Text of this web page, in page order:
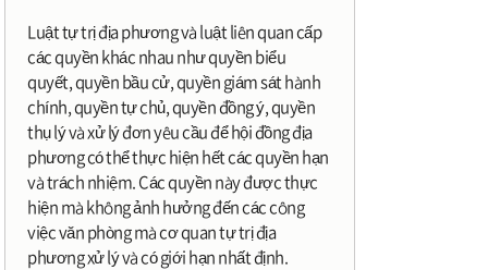
Luật tự trị địa phương và luật liên quan cấp
các quyền khác nhau như quyền biểu
quyết, quyền bầu cử, quyền giám sát hành
chính, quyền tự chủ, quyền đồng ý, quyền
thụ lý và xử lý đơn yêu cầu để hội đồng địa
phương có thể thực hiện hết các quyền hạn
và trách nhiệm. Các quyền này được thực
hiện mà không ảnh hưởng đến các công
việc văn phòng mà cơ quan tự trị địa
phương xử lý và có giới hạn nhất định.